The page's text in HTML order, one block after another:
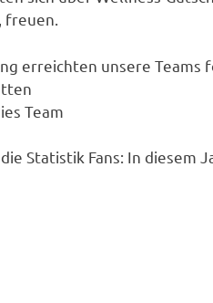
erreichten unsere Teams
Team
Statistik Fans: In